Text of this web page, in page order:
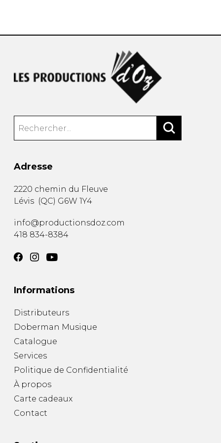
Adresse
2220 chemin du Fleuve
Lévis (QC) G6W 1Y4
info@productionsdoz.com
418 834-8384
Informations
Distributeurs
Doberman Musique
Catalogue
Services
Politique de Confidentialité
À propos
Carte cadeaux
Contact